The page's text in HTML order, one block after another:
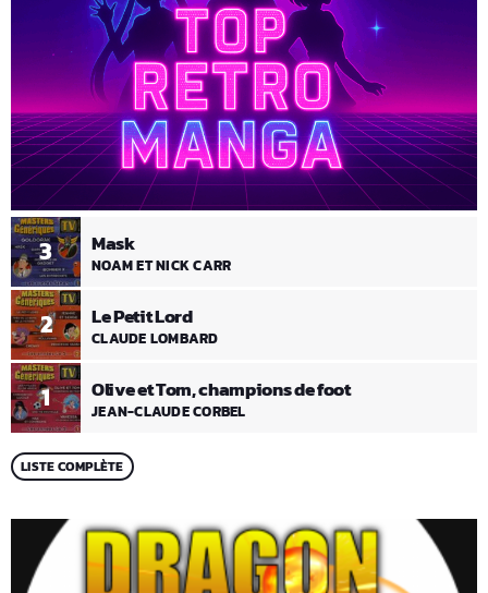
1 Olive et Tom, champions de foot
JEAN-CLAUDE CORBEL
2 Le Petit Lord
CLAUDE LOMBARD
3 Mask
NOAM ET NICK CARR
LISTE COMPLÈTE